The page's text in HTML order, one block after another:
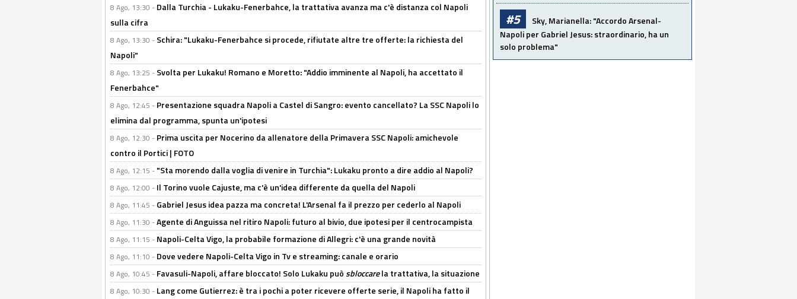
8 Ago, 13:30 - Dalla Turchia - Lukaku-Fenerbahce, la trattativa avanza ma c'è distanza col Napoli
sulla cifra
8 Ago, 13:30 - Schira: "Lukaku-Fenerbahce si procede, rifiutate altre tre offerte: la richiesta del
Napoli"
8 Ago, 13:25 - Svolta per Lukaku! Romano e Moretto: "Addio imminente al Napoli, ha accettato il
Fenerbahce"
8 Ago, 12:45 - Presentazione squadra Napoli a Castel di Sangro: evento cancellato? La SSC Napoli lo
elimina dal programma, spunta un'ipotesi
8 Ago, 12:30 - Prima uscita per Nocerino da allenatore della Primavera SSC Napoli: amichevole
contro il Portici | FOTO
8 Ago, 12:15 - "Sta morendo dalla voglia di venire in Turchia": Lukaku pronto a dire addio al Napoli?
8 Ago, 12:00 - Il Torino vuole Cajuste, ma c'è un'idea differente da quella del Napoli
8 Ago, 11:45 - Gabriel Jesus idea pazza ma concreta! L'Arsenal fa il prezzo per cederlo al Napoli
8 Ago, 11:30 -Agente di Anguissa nel ritiro Napoli: futuro al bivio, due ipotesi per il centrocampista
8 Ago, 11:15 - Napoli-Celta Vigo, la probabile formazione di Allegri: c'è una grande novità
8 Ago, 11:10 - Dove vedere Napoli-Celta Vigo in Tv e streaming: canale e orario
8 Ago, 10:45 - Favasuli-Napoli, affare bloccato! Solo Lukaku puòsbloccarela trattativa, la situazione
8 Ago, 10:30 - Lang come Gutierrez: è tra i pochi a poter ricevere offerte serie, il Napoli ha fatto il
#5
Sky, Marianella: "Accordo Arsenal-
Napoli per Gabriel Jesus: straordinario, ha un
solo problema"